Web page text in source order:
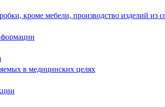
кроме мебели, производство изделий из
в медицинских целях